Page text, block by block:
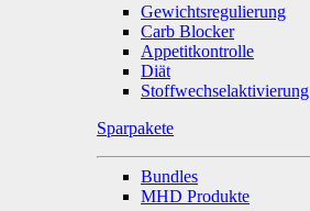
Gewichtsregulierung
Carb Blocker
Appetitkontrolle
Diät
Stoffwechselaktivierung
Sparpakete
Bundles
MHD Produkte